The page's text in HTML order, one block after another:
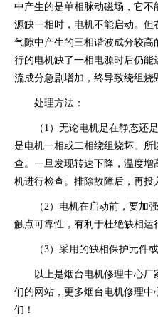
中产生的是单相脉动磁场，它
源缺一相时，电机不能启动。
气隙中产生的三相谐波成分较
行的电机缺了一相电源时后仍
流成分急剧增加，终导致绕组烧
处理方法：
（1）无论电机是在静态还是
是电机一相或二相绕组烧坏。
查。一旦发现转速下降，温度
机进行检查。排除故障后，再投
（2）电机在启动前，要加强
触点可靠性，有利于杜绝缺相运
（3）采用的缺相保护元件或
以上是烟台电机修理中心厂
们的网站，更多烟台电机修理
们！